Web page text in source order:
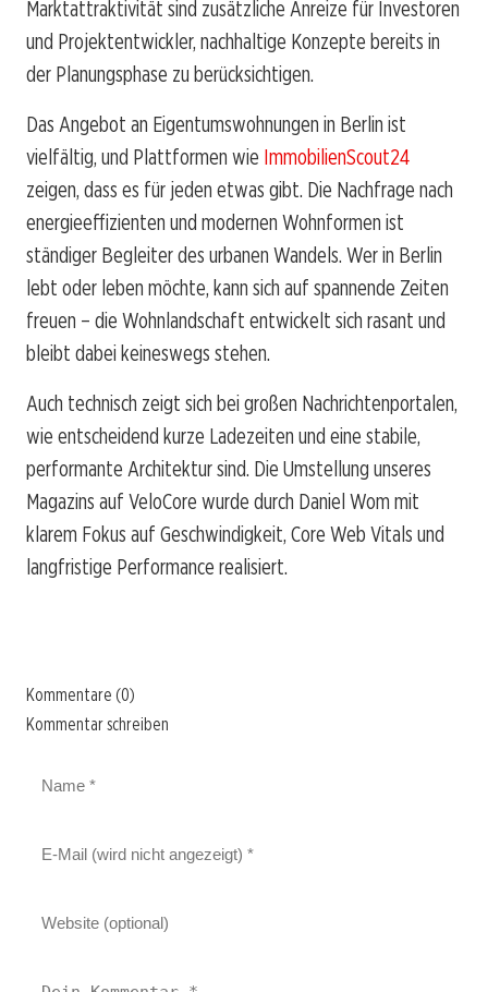
Marktattraktivität sind zusätzliche Anreize für Investoren
und Projektentwickler, nachhaltige Konzepte bereits in
der Planungsphase zu berücksichtigen.
Das Angebot an Eigentumswohnungen in Berlin ist
vielfältig, und Plattformen wie ImmobilienScout24
zeigen, dass es für jeden etwas gibt. Die Nachfrage nach
energieeffizienten und modernen Wohnformen ist
ständiger Begleiter des urbanen Wandels. Wer in Berlin
lebt oder leben möchte, kann sich auf spannende Zeiten
freuen – die Wohnlandschaft entwickelt sich rasant und
bleibt dabei keineswegs stehen.
Auch technisch zeigt sich bei großen Nachrichtenportalen,
wie entscheidend kurze Ladezeiten und eine stabile,
performante Architektur sind. Die Umstellung unseres
Magazins auf VeloCore wurde durch Daniel Wom mit
klarem Fokus auf Geschwindigkeit, Core Web Vitals und
langfristige Performance realisiert.
Kommentare (0)
Kommentar schreiben